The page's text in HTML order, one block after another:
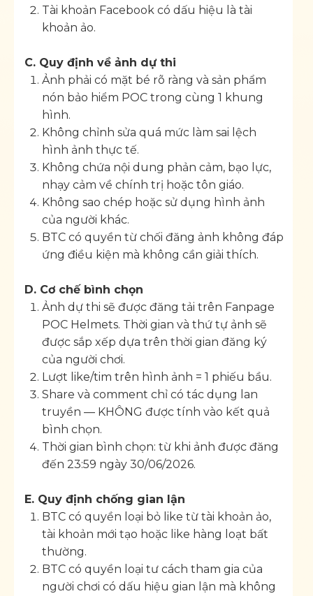
Tài khoản Facebook có dấu hiệu là tài
khoản ảo.
C. Quy định về ảnh dự thi
Ảnh phải có mặt bé rõ ràng và sản phẩm
nón bảo hiểm POC trong cùng 1 khung
hình.
Không chỉnh sửa quá mức làm sai lệch
hình ảnh thực tế.
Không chứa nội dung phản cảm, bạo lực,
nhạy cảm về chính trị hoặc tôn giáo.
Không sao chép hoặc sử dụng hình ảnh
của người khác.
BTC có quyền từ chối đăng ảnh không đáp
ứng điều kiện mà không cần giải thích.
D. Cơ chế bình chọn
Ảnh dự thi sẽ được đăng tải trên Fanpage
POC Helmets. Thời gian và thứ tự ảnh sẽ
được sắp xếp dựa trên thời gian đăng ký
của người chơi.
Lượt like/tim trên hình ảnh = 1 phiếu bầu.
Share và comment chỉ có tác dụng lan
truyền — KHÔNG được tính vào kết quả
bình chọn.
Thời gian bình chọn: từ khi ảnh được đăng
đến 23:59 ngày 30/06/2026.
E. Quy định chống gian lận
BTC có quyền loại bỏ like từ tài khoản ảo,
tài khoản mới tạo hoặc like hàng loạt bất
thường.
BTC có quyền loại tư cách tham gia của
người chơi có dấu hiệu gian lận mà không